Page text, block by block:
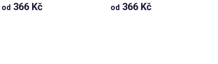
od 366 Kč od 366 Kč